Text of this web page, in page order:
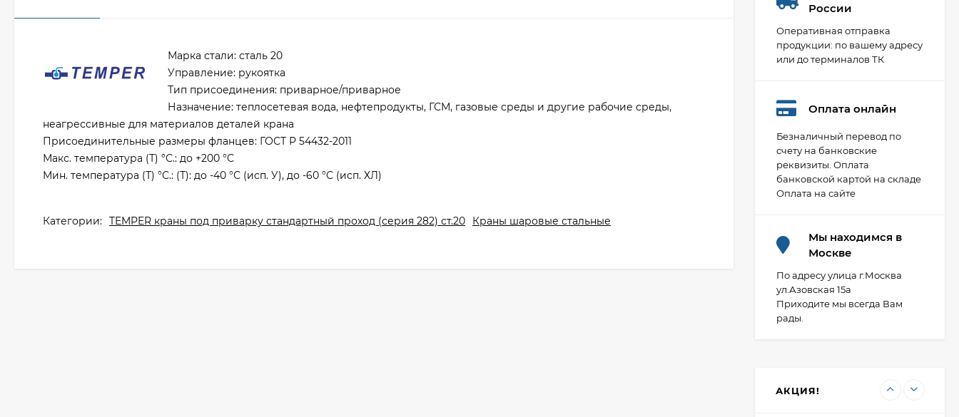
Марка стали: сталь 20
Управление: рукоятка
Тип присоединения: приварное/приварное
Назначение: теплосетевая вода, нефтепродукты, ГСМ, газовые среды и другие рабочие среды,
неагрессивные для материалов деталей крана
Присоединительные размеры фланцев: ГОСТ Р 54432-2011
Макс. температура (Т) °С.: до +200 °С
Мин. температура (Т) °С.: (Т): до -40 °С (исп. У), до -60 °С (исп. ХЛ)
Категории: TEMPER краны под приварку стандартный проход (серия 282) ст.20 Краны шаровые стальные
России
Оперативная отправка
продукции: по вашему адресу
или до терминалов ТК
Оплата онлайн
Безналичный перевод по
счету на банковские
реквизиты. Оплата
банковской картой на складе
Оплата на сайте
Мы находимся в
Москве
По адресу улица г.Москва
ул.Азовская 15а
Приходите мы всегда Вам
рады.
АКЦИЯ!
Фланец плоский 50-
10-01-1-B-Ст.20-IV
ГОСТ 33259-2015 ВФЗ
расточенный под
втулку ПНД 100/110
PN10 Двн 128 LT ВФЗ
473,80